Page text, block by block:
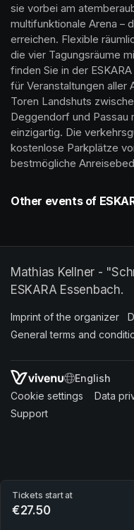
Tickets start at
€27.50
sie vorbei am
multifunktionale Arena –
erreichen. Flexible
die vier Tagungsräume
finden Sie in der
für Veranstaltungen aller
Toren Landshuts
Deggendorf und Passau
einzigartig. Die
kostenlose Parkplätze
bestmögliche
Other events of
Mathias Kellner -
ESKARA Essenbach.
Imprint of the organizer
General terms and
SWITCH
Cookie settings (opens in
Data
Support